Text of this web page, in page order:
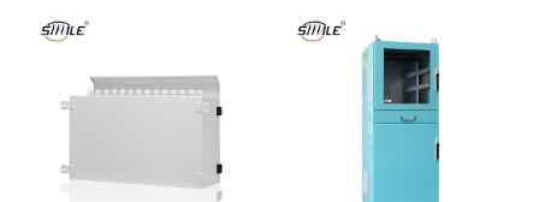
управления
Китайские поставщики